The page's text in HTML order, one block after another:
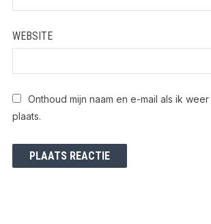
WEBSITE
Onthoud mijn naam en e-mail als ik
plaats.